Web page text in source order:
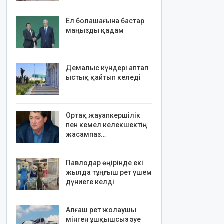
Ел болашағына бастар
маңызды қадам
Демалыс күндері аптап
ыстық қайтып келеді
Ортақ жауапкершілік
пен кемел келекшектің
жасампаз…
Павлодар өңірінде екі
жылда тұңғыш рет үшем
дүниеге келді
Алғаш рет жолаушы
мінген ұшқышсыз әуе